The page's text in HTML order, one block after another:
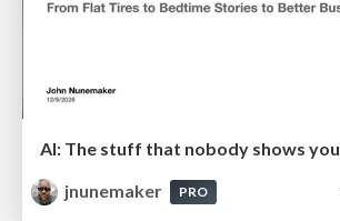
AI: The stuff that nobody shows you
jnunemaker
PRO